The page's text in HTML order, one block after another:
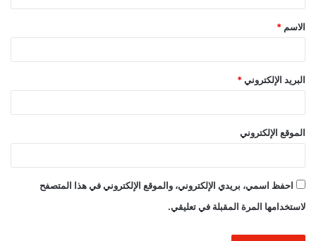
ق
*
الاسم *
البريد الإلكتروني *
الموقع الإلكتروني
احفظ اسمي، بريدي الإلكتروني، والموقع الإلكتروني في هذا المتصفح
لاستخدامها المرة المقبلة في تعليقي.